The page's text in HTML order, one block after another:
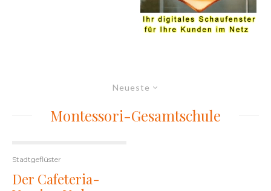
Neueste
Montessori-Gesamtschule
Stadtgeflüster
Der Cafeteria-